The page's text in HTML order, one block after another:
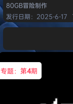
80GB冒险制作
发行日期：2025-6-17
专题：第4期